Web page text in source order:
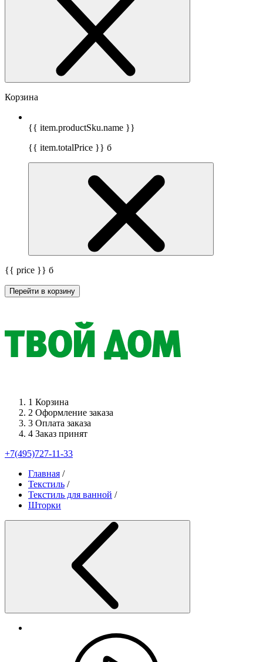
Корзина
{{ item.productSku.name }}
{{ item.totalPrice }} б
{{ price }} б
Перейти в корзину
1 Корзина
2 Оформление заказа
3 Оплата заказа
4 Заказ принят
+7(495)727-11-33
Главная /
Текстиль /
Текстиль для ванной /
Шторки